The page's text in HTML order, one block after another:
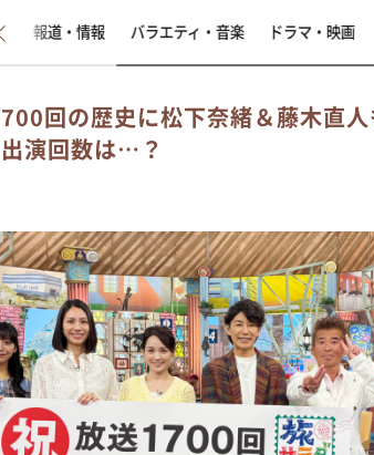
報道・情報 バラエティ・音楽 ドラマ・映画
回の歴史に松下奈緒＆藤木直
演回数は…？